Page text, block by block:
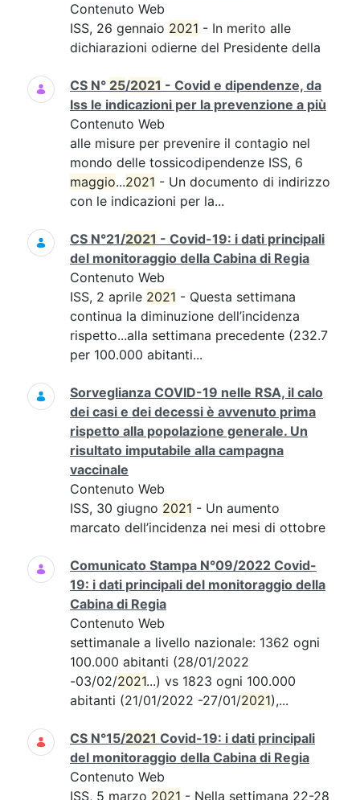
Contenuto Web
ISS, 26 gennaio 2021 - In merito alle
dichiarazioni odierne del Presidente della
CS N° 25/2021 - Covid e dipendenze, da
Iss le indicazioni per la prevenzione a più
Contenuto Web
alle misure per prevenire il contagio nel
mondo delle tossicodipendenze ISS, 6
maggio...2021 - Un documento di indirizzo
con le indicazioni per la...
CS N°21/2021 - Covid-19: i dati principali
del monitoraggio della Cabina di Regia
Contenuto Web
ISS, 2 aprile 2021 - Questa settimana
continua la diminuzione dell’incidenza
rispetto...alla settimana precedente (232.7
per 100.000 abitanti...
Sorveglianza COVID-19 nelle RSA, il calo
dei casi e dei decessi è avvenuto prima
rispetto alla popolazione generale. Un
risultato imputabile alla campagna
vaccinale
Contenuto Web
ISS, 30 giugno 2021 - Un aumento
marcato dell’incidenza nei mesi di ottobre
Comunicato Stampa N°09/2022 Covid-
19: i dati principali del monitoraggio della
Cabina di Regia
Contenuto Web
settimanale a livello nazionale: 1362 ogni
100.000 abitanti (28/01/2022
-03/02/2021...) vs 1823 ogni 100.000
abitanti (21/01/2022 -27/01/2021),...
CS N°15/2021 Covid-19: i dati principali
del monitoraggio della Cabina di Regia
Contenuto Web
ISS, 5 marzo 2021 - Nella settimana 22-28